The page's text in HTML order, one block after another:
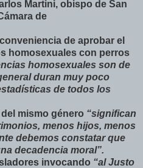
Martini, obispo de San
de
de aprobar el
homosexuales con perros
homosexuales son de
duran muy poco
de todos los
mismo género “significan
menos hijos, menos
debemos constatar que
decadencia moral”.
invocando “al Justo